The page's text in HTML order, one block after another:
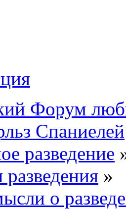
Форум
Спаниелей
разведение
»
о